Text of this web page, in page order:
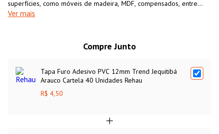
superfícies, como móveis de madeira, MDF, compensados, entre
outros. Projetado para ser aplicado diretamente sobre o furo ou a
proporcionando um acabamento limpo e uniforme.
Ver mais
Compre Junto
Tapa Furo Adesivo PVC 12mm Trend Jequitibá
Arauco Cartela 40 Unidades Rehau
R$ 4,50